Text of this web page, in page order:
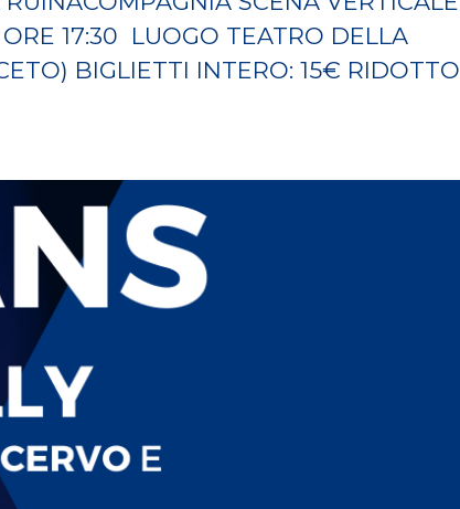
17:30 LUOGO TEATRO DELLA
BIGLIETTI INTERO: 15€ RIDOTTO